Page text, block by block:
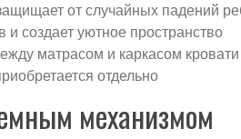
от случайных падений
и создает уютное пространство
матрасом и каркасом кровати
отдельно
механизмом